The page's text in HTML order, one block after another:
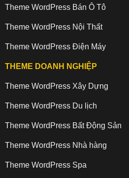
Theme WordPress Bán Ô Tô
Theme WordPress Nội Thất
Theme WordPress Điện Máy
THEME DOANH NGHIỆP
Theme WordPress Xây Dựng
Theme WordPress Du lịch
Theme WordPress Bất Động Sản
Theme WordPress Nhà hàng
Theme WordPress Spa